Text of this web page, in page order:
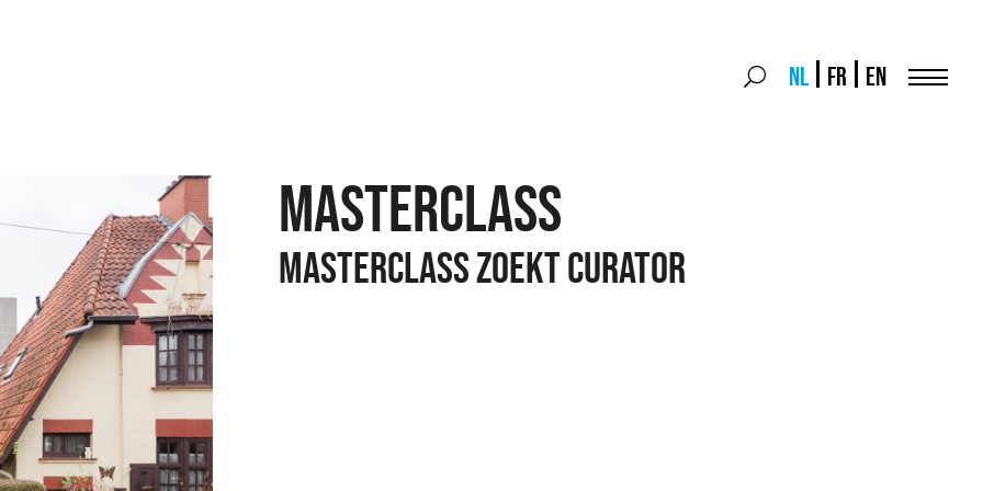
Search
Search
NL FR EN
MASTERCLASS
MASTERCLASS ZOEKT CURATOR